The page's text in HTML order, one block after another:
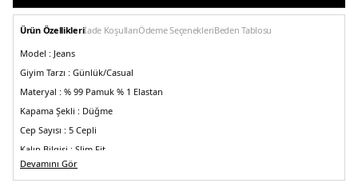
Ürün Özellikleriİade KoşullarıÖdeme SeçenekleriBeden Tablosu
Model : Jeans
Giyim Tarzı : Günlük/Casual
Materyal : % 99 Pamuk % 1 Elastan
Kapama Şekli : Düğme
Cep Sayısı : 5 Cepli
Kalıp Bilgisi : Slim Fit
Manken Bedeni :
/ Beden : 31-32
Devamını Gör